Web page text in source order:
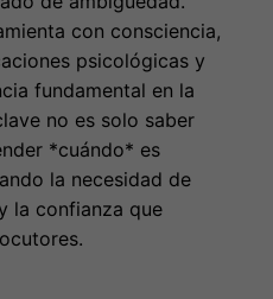
con consciencia,
psicológicas y
fundamental en la
no es solo saber
*cuándo* es
la necesidad de
la confianza que